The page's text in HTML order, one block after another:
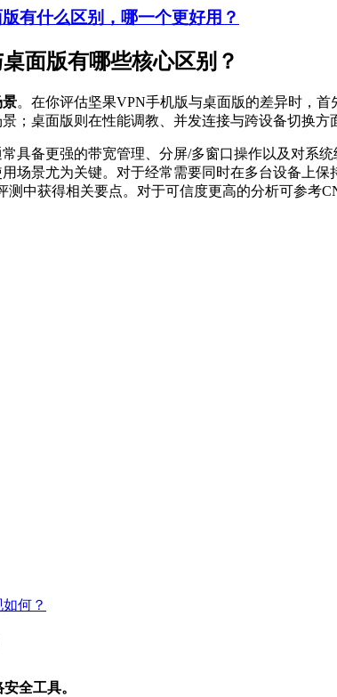
有什么区别，哪一个更好用？
面版有哪些核心区别？
景。在你评估坚果VPN手机版与桌面版的差异时，
；桌面版则在性能调教、并发连接与跨设备切换
具备更强的带宽管理、分屏/多窗口操作以及对系
场景尤为关键。对于经常需要同时在多台设备上
测中获得相关要点。对于可信度更高的分析可参
何？
全工具。